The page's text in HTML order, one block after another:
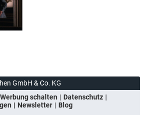
GmbH & Co. KG
Werbung schalten
Datenschutz
Newsletter
Blog